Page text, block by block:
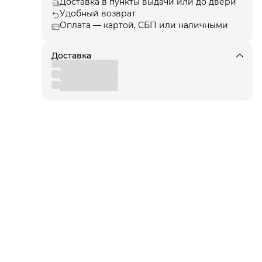
Удобный возврат
Оплата — картой, СБП или наличными
Доставка